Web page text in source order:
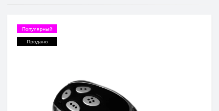
Популярный
Продано